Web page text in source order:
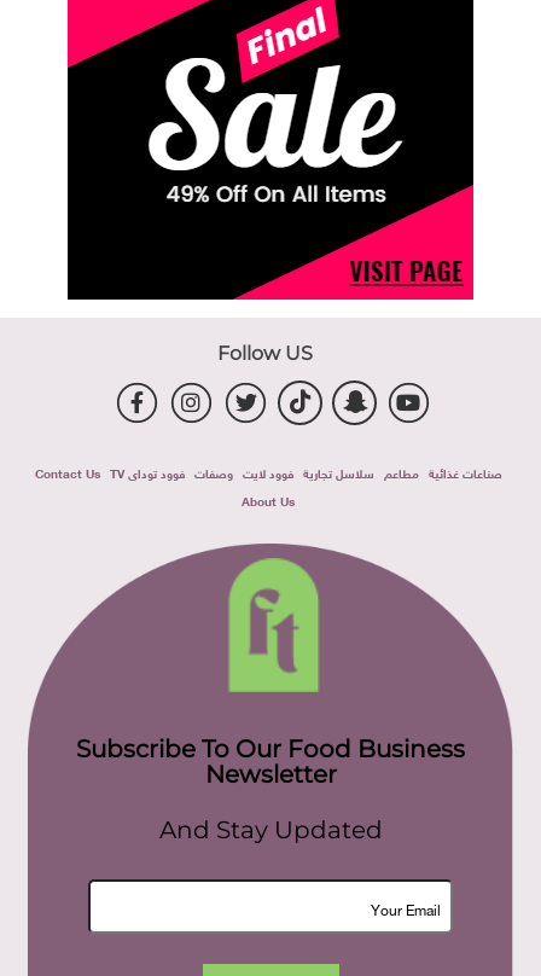
Follow US
صناعات غذائية مطاعم سلاسل تجارية فوود لايت وصفات فوود توداى TV
Contact Us
About Us
Subscribe To Our Food Business
Newsletter
And Stay Updated